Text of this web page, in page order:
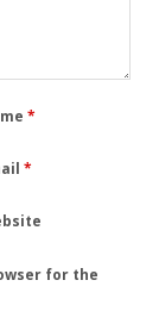
*
*
for the